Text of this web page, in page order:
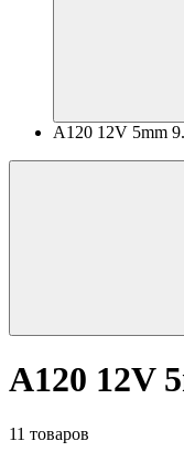
A120 12V 5mm
A120 12V
11 товаров